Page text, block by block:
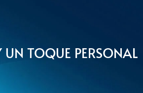
UN TOQUE PERSONAL